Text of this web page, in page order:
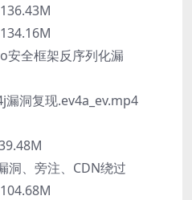
全框架反序列化漏
洞复现.ev4a_ev.mp4
、旁注、CDN绕过